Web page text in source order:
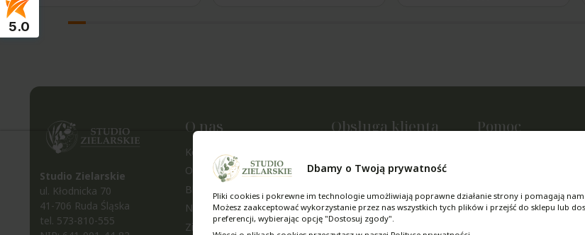
Studio Zielarskie
ul. Kłodnicka 70
41-706 Ruda Śląska
tel. 573-810-555
O nas
Kontakt i dane firmy
O nas
Blog
Nagrody i wyróżnienia
Zielarnia na Śląsku
Obsługa klienta
Czas i koszty dostawy
Czas realizacji zamówienia
Zwroty i reklamacje
Pomoc
Pytania i odpowiedzi
5.0
Dbamy o Twoją prywatność
Pliki cookies i pokrewne im technologie umożliwiają poprawne działanie strony i pomagają
Możesz zaakceptować wykorzystanie przez nas wszystkich tych plików i przejść do sklepu lub
preferencji, wybierając opcję "Dostosuj zgody".